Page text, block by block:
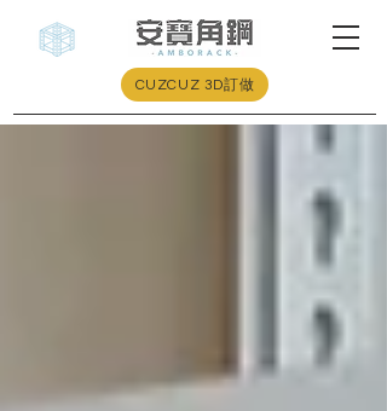
CUZCUZ 3D訂做